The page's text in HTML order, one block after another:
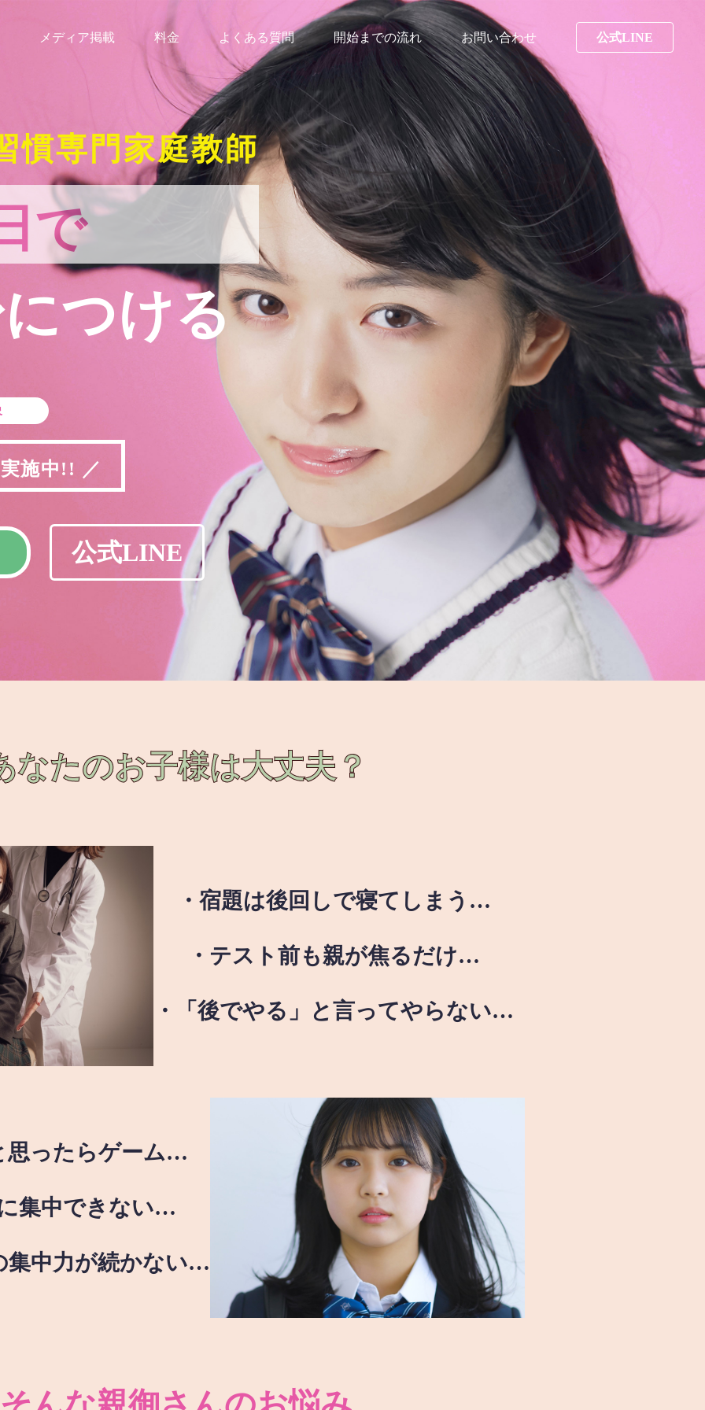
メディア掲載 料金 よくある質問 開始までの流れ お問い合わせ 公式LINE
慣専門家庭教師
で
つける
施中!! ／
公式LINE
なたのお子様は大丈夫？
・宿題は後回しで寝てしまう…
・テスト前も親が焦るだけ…
・「後でやる」と言ってやらない…
思ったらゲーム…
集中できない…
集中力が続かない…